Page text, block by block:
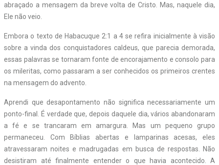
abraçado a mensagem da breve volta de Cristo. Mas, naquele dia,
Ele não veio.
Embora o texto de Habacuque 2:1 a 4 se refira inicialmente à visão
sobre a vinda dos conquistadores caldeus, que parecia demorada,
essas palavras se tornaram fonte de encorajamento e consolo para
os mileritas, como passaram a ser conhecidos os primeiros crentes
na mensagem do advento.
Aprendi que desapontamento não significa necessariamente um
ponto-final. É verdade que, depois daquele dia, vários abandonaram
a fé e se trancaram em amargura. Mas um pequeno grupo
permaneceu. Com Bíblias abertas e lamparinas acesas, eles
atravessaram noites e madrugadas em busca de respostas. Não
desistiram até finalmente entender o que havia acontecido. A